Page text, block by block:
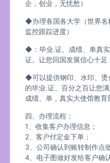
企，创业，无忧愁）
◆办理各国各大学（世界名
监控跟踪进度）
◆：毕业.证、成绩、单真
证。让您回国发展信心十足
◆可以提供钢印、水印、烫
的毕业.证、百分之百让您
成绩、单，真实大使馆教育
四、办理流程：
1、收集客户办理信息；
2、客户付定金下单；
3、公司确认到账转制作点
4、电子图做好发给客户确